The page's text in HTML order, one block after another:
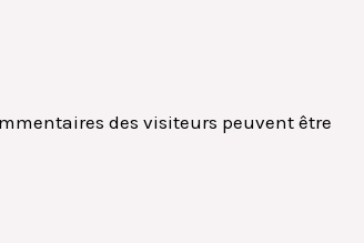
des visiteurs peuvent être